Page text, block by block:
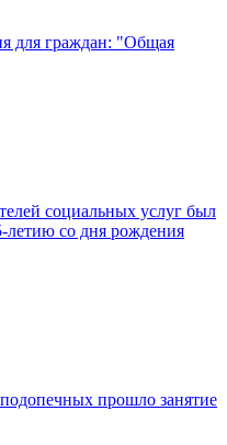
для граждан: "Общая
социальных услуг был
летию со дня рождения
прошло занятие